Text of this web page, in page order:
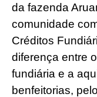
da fazenda
comunidade
Créditos
diferença entre
fundiária e a
benfeitorias,